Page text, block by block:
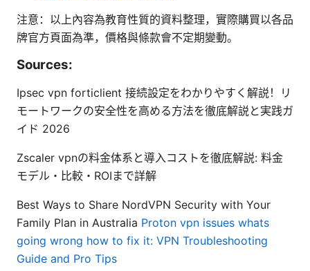
注意：以上內容為教育性質的資料整理，實際購買以各品
牌官方頁面為準，價格與條款會不定期變動。
Sources:
Ipsec vpn forticlient 接続設定をわかりやすく解説！リ
モートワークの安全性を高める方法を徹底解説と実践ガ
イド 2026
Zscaler vpnの料金体系と導入コストを徹底解説: 料金
モデル・比較・ROIまで詳解
Best Ways to Share NordVPN Security with Your
Family Plan in Australia Proton vpn issues whats
going wrong how to fix it: VPN Troubleshooting
Guide and Pro Tips